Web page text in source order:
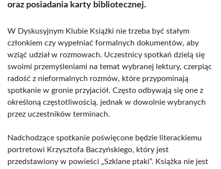
oraz posiadania karty bibliotecznej.
W Dyskusyjnym Klubie Książki nie trzeba być stałym
członkiem czy wypełniać formalnych dokumentów, aby
wziąć udział w rozmowach. Uczestnicy spotkań dzielą się
swoimi przemyśleniami na temat wybranej lektury, czerpiąc
radość z nieformalnych rozmów, które przypominają
spotkanie w gronie przyjaciół. Często odbywają się one z
określoną częstotliwością, jednak w dowolnie wybranych
przez uczestników terminach.
Nadchodzące spotkanie poświęcone będzie literackiemu
portretowi Krzysztofa Baczyńskiego, który jest
przedstawiony w powieści „Szklane ptaki”. Książka nie jest